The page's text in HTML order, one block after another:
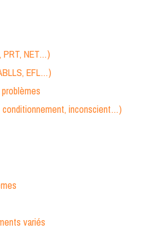
PRT, NET…)
EFL…)
inconscient…)
variés